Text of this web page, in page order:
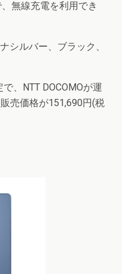
無線充電を利用でき
シルバー、ブラック、
、NTT DOCOMOが運
売価格が151,690円(税